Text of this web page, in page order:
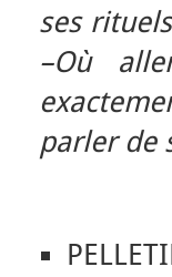
ses
–Où
parler de